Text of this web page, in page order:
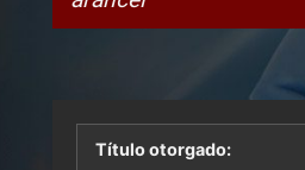
Título otorgado: